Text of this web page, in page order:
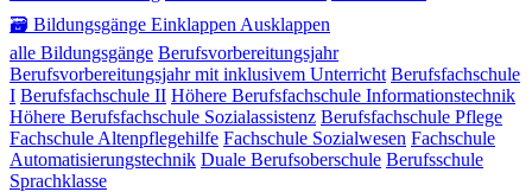
🗃 Bildungsgänge Einklappen Ausklappen
alle Bildungsgänge Berufsvorbereitungsjahr
Berufsvorbereitungsjahr mit inklusivem Unterricht Berufsfachschule
I Berufsfachschule II Höhere Berufsfachschule Informationstechnik
Höhere Berufsfachschule Sozialassistenz Berufsfachschule Pflege
Fachschule Altenpflegehilfe Fachschule Sozialwesen Fachschule
Automatisierungstechnik Duale Berufsoberschule Berufsschule
Sprachklasse